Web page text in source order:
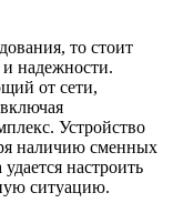
то стоит
и надежности.
от сети,
Устройство
наличию сменных
настроить
ситуацию.